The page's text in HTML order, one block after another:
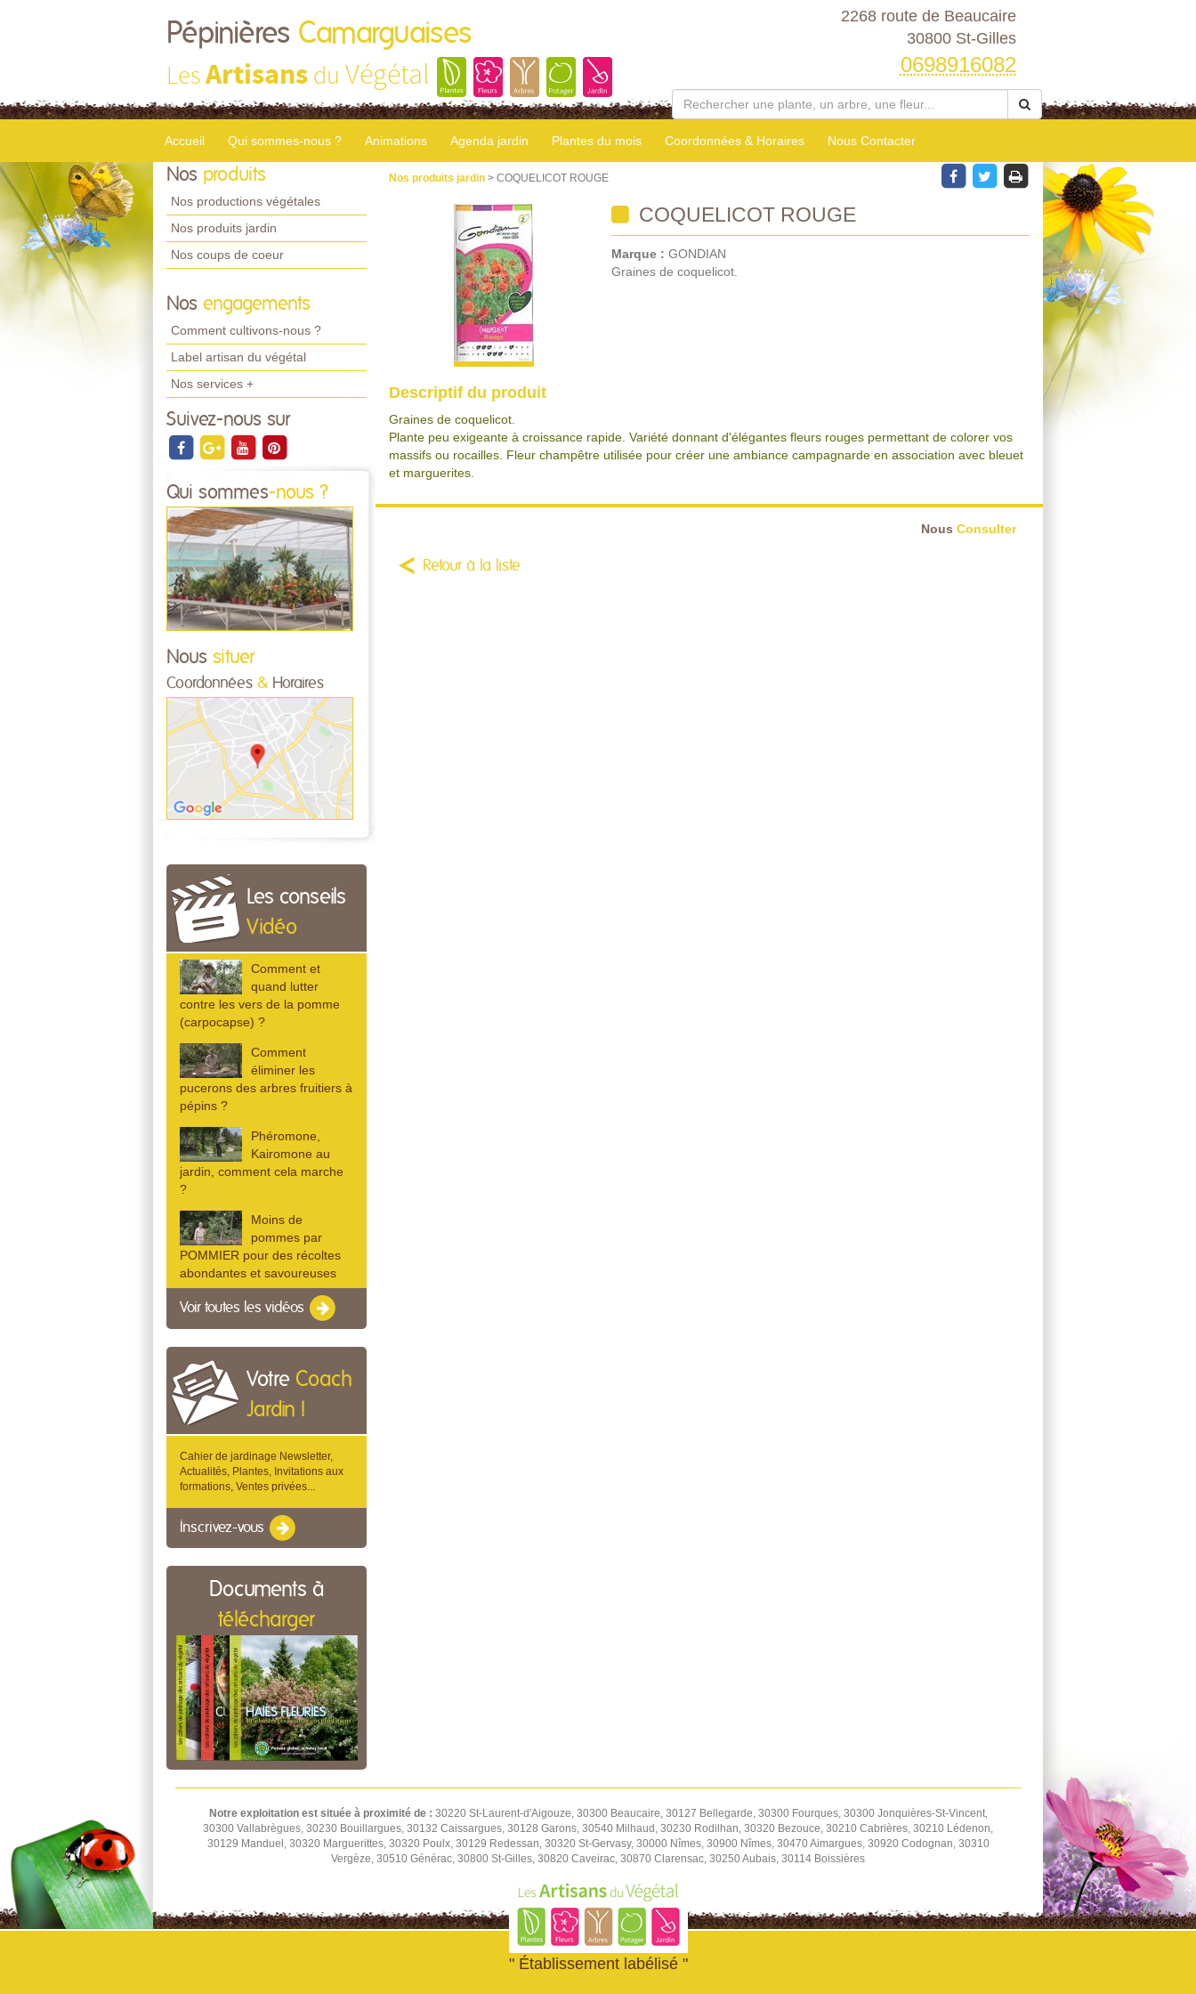
Pépinières Camarguaises
LesArtisans du Végétal
2268 route de Beaucaire
30800 St-Gilles
0698916082
Accueil Qui sommes-nous ? Animations Agenda jardin Plantes du mois Coordonnées & Horaires Nous Contacter
Nos produits
Nos productions végétales
Nos produits jardin
Nos coups de coeur
Nos engagements
Comment cultivons-nous ?
Label artisan du végétal
Nos services +
Suivez-nous sur
Qui sommes-nous ?
Nous situer
Coordonnées & Horaires
Les conseils
Vidéo
Comment et
quand lutter
contre les vers de la pomme
(carpocapse) ?
Comment
éliminer les
pucerons des arbres fruitiers à
pépins ?
Phéromone,
Kairomone au
jardin, comment cela marche
?
Moins de
pommes par
POMMIER pour des récoltes
abondantes et savoureuses
Voir toutes les vidéos
Votre Coach
Jardin !
Cahier de jardinage Newsletter,
Actualités, Plantes, Invitations aux
formations, Ventes privées...
Inscrivez-vous
Documents à
télécharger
Nos produits jardin > COQUELICOT ROUGE
COQUELICOT ROUGE
Marque : GONDIAN
Graines de coquelicot.
Descriptif du produit
Graines de coquelicot.
Plante peu exigeante à croissance rapide. Variété donnant d'élégantes fleurs rouges permettant de colorer vos
massifs ou rocailles. Fleur champêtre utilisée pour créer une ambiance campagnarde en association avec bleuet
et marguerites.
Nous Consulter
Retour à la liste
Notre exploitation est située à proximité de : 30220 St-Laurent-d'Aigouze, 30300 Beaucaire, 30127 Bellegarde, 30300 Fourques, 30300 Jonquières-St-Vincent,
30300 Vallabrègues, 30230 Bouillargues, 30132 Caissargues, 30128 Garons, 30540 Milhaud, 30230 Rodilhan, 30320 Bezouce, 30210 Cabrières, 30210 Lédenon,
30129 Manduel, 30320 Marguerittes, 30320 Poulx, 30129 Redessan, 30320 St-Gervasy, 30000 Nîmes, 30900 Nîmes, 30470 Aimargues, 30920 Codognan, 30310
Vergèze, 30510 Générac, 30800 St-Gilles, 30820 Caveirac, 30870 Clarensac, 30250 Aubais, 30114 Boissières
" Établissement labélisé "